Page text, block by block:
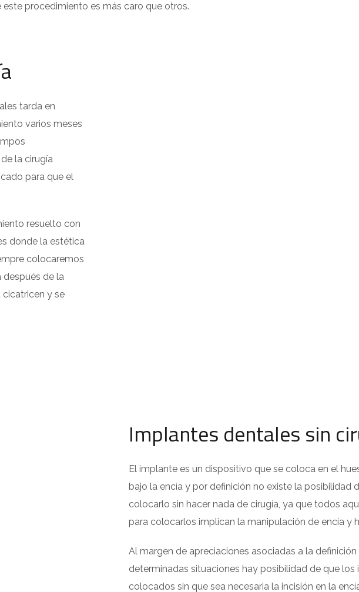
procedimiento es más caro que otros.
tarda en
varios meses
la cirugía
para que el
resuelto con
donde la estética
colocaremos
después de la
cicatricen y se
Implantes dentales sin
El implante es un dispositivo que se coloca en el
bajo la encía y por definición no existe la posibilidad
colocarlo sin hacer nada de cirugía, ya que todos
para colocarlos implican la manipulación de encía y
Al margen de apreciaciones asociadas a la definición
determinadas situaciones hay posibilidad de que los
colocados sin que sea necesaria la incisión en la